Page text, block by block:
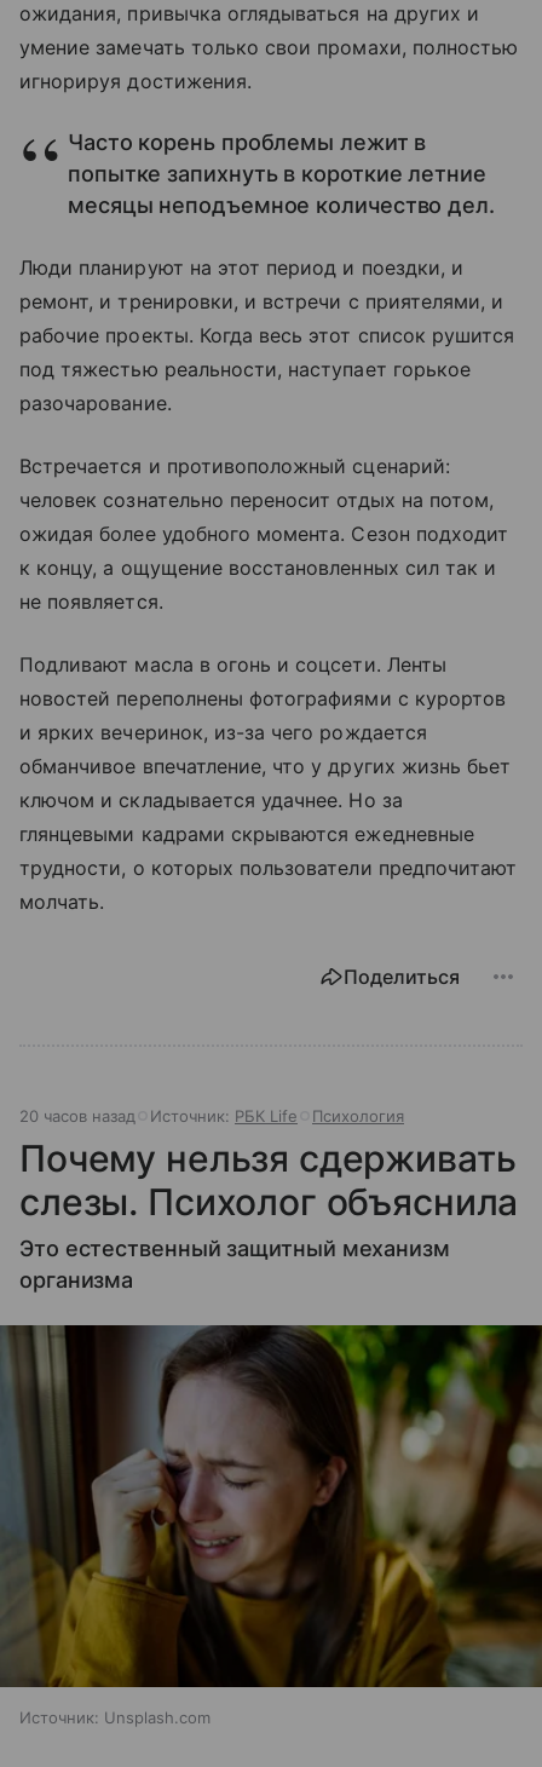
ожидания, привычка оглядываться на других и
умение замечать только свои промахи, полностью
игнорируя достижения.
Часто корень проблемы лежит в
попытке запихнуть в короткие летние
месяцы неподъемное количество дел.
Люди планируют на этот период и поездки, и
ремонт, и тренировки, и встречи с приятелями, и
рабочие проекты. Когда весь этот список рушится
под тяжестью реальности, наступает горькое
разочарование.
Встречается и противоположный сценарий:
человек сознательно переносит отдых на потом,
ожидая более удобного момента. Сезон подходит
к концу, а ощущение восстановленных сил так и
не появляется.
Подливают масла в огонь и соцсети. Ленты
новостей переполнены фотографиями с курортов
и ярких вечеринок, из-за чего рождается
обманчивое впечатление, что у других жизнь бьет
ключом и складывается удачнее. Но за
глянцевыми кадрами скрываются ежедневные
трудности, о которых пользователи предпочитают
молчать.
Поделиться
20 часов назад Источник: РБК Life Психология
Почему нельзя сдерживать
слезы. Психолог объяснила
Это естественный защитный механизм
организма
Источник: Unsplash.com